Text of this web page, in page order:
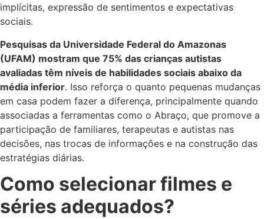
implícitas, expressão de sentimentos e expectativas
sociais.
Pesquisas da Universidade Federal do Amazonas
(UFAM) mostram que 75% das crianças autistas
avaliadas têm níveis de habilidades sociais abaixo da
média inferior. Isso reforça o quanto pequenas mudanças
em casa podem fazer a diferença, principalmente quando
associadas a ferramentas como o Abraço, que promove a
participação de familiares, terapeutas e autistas nas
decisões, nas trocas de informações e na construção das
estratégias diárias.
Como selecionar filmes e
séries adequados?